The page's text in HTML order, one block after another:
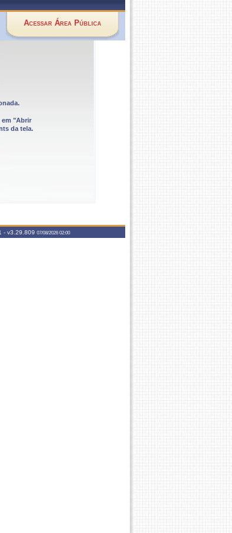
Acessar Área Pública
em "Abrir
da tela.
- v3.29.809 07/08/2026 02:00